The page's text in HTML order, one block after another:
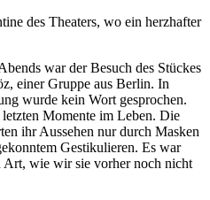
des Theaters, wo ein herzhafter
war der Besuch des Stückes
einer Gruppe aus Berlin. In
wurde kein Wort gesprochen.
Momente im Leben. Die
ihr Aussehen nur durch Masken
Gestikulieren. Es war
Art, wie wir sie vorher noch nicht